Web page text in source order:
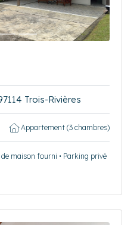
Trois-Rivières
Appartement (3 chambres)
maison fourni • Parking privé